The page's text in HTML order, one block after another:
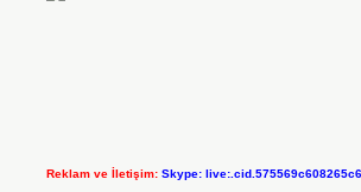
Reklam ve İletişim: Skype: